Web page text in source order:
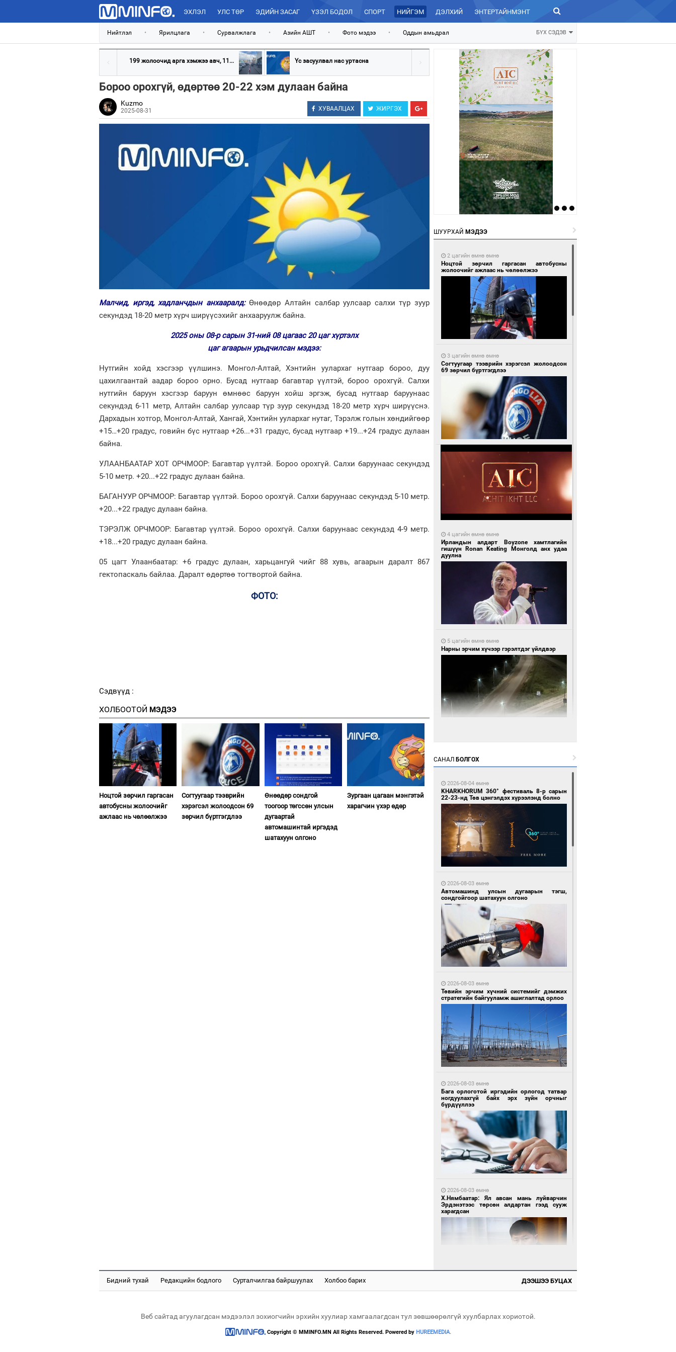
ЭХЛЭЛ УЛС ТӨР ЭДИЙН ЗАСАГ ҮЗЭЛ БОДОЛ СПОРТ НИЙГЭМ ДЭЛХИЙ ЭНТЕРТАЙНМЭНТ ЗУРХАЙ
Нийтлэл • Ярилцлага • Сурвалжлага • Азийн АШТ • Фото мэдээ • Оддын амьдрал БҮХ СЭДЭВ
199 жолоочид арга хэмжээ авч, 11... Үс засуулвал нас уртасна
Бороо орохгүй, өдөртөө 20-22 хэм дулаан байна
Kuzmo
2025-08-31 ХУВААЛЦАХ ЖИРГЭХ
Малчид, иргэд, хадланчдын анхааралд:Өнөөдөр Алтайн салбар уулсаар салхи түр зуур
секундэд 18-20 метр хүрч ширүүсэхийг анхааруулж байна.
2025 оны 08-р сарын 31-ний 08 цагаас 20 цаг хүртэлх
цаг агаарын урьдчилсан мэдээ:
Нутгийн хойд хэсгээр үүлшинэ. Монгол-Алтай, Хэнтийн уулархаг нутгаар бороо, дуу
цахилгаантай аадар бороо орно. Бусад нутгаар багавтар үүлтэй, бороо орохгүй. Салхи
нутгийн баруун хэсгээр баруун өмнөөс баруун хойш эргэж, бусад нутгаар баруунаас
секундэд 6-11 метр, Алтайн салбар уулсаар түр зуур секундэд 18-20 метр хүрч ширүүснэ.
Дархадын хотгор, Монгол-Алтай, Хангай, Хэнтийн уулархаг нутаг, Тэрэлж голын хөндийгөөр
+15…+20 градус, говийн бүс нутгаар +26...+31 градус, бусад нутгаар +19...+24 градус дулаан
байна.
УЛААНБААТАР ХОТ ОРЧМООР: Багавтар үүлтэй. Бороо орохгүй. Салхи баруунаас секундэд
5-10 метр. +20...+22 градус дулаан байна.
БАГАНУУР ОРЧМООР: Багавтар үүлтэй. Бороо орохгүй. Салхи баруунаас секундэд 5-10 метр.
+20...+22 градус дулаан байна.
ТЭРЭЛЖ ОРЧМООР: Багавтар үүлтэй. Бороо орохгүй. Салхи баруунаас секундэд 4-9 метр.
+18...+20 градус дулаан байна.
05 цагт Улаанбаатар: +6 градус дулаан, харьцангуй чийг 88 хувь, агаарын даралт 867
гектопаскаль байлаа. Даралт өдөртөө тогтвортой байна.
ФОТО:
Сэдвүүд :
ХОЛБООТОЙ МЭДЭЭ
Ноцтой зөрчил гаргасан
автобусны жолоочийг
ажлаас нь чөлөөлжээ
Согтуугаар тээврийн
хэрэгсэл жолоодсон 69
зөрчил бүртгэгдлээ
Өнөөдөр сондгой
тоогоор төгссөн улсын
дугаартай
автомашинтай иргэдэд
шатахуун олгоно
Зургаан цагаан мэнгэтэй
харагчин үхэр өдөр
ШУУРХАЙ МЭДЭЭ
2 цагийн өмнө өмнө
Ноцтой зөрчил гаргасан автобусны
жолоочийг ажлаас нь чөлөөлжээ
3 цагийн өмнө өмнө
Согтуугаар тээврийн хэрэгсэл жолоодсон
69 зөрчил бүртгэгдлээ
4 цагийн өмнө өмнө
Ирландын алдарт Boyzone хамтлагийн
гишүүн Ronan Keating Монголд анх удаа
дуулна
5 цагийн өмнө өмнө
Нарны эрчим хүчээр гэрэлтдэг үйлдвэр
6 цагийн өмнө өмнө
Өнөөдөр сондгой тоогоор төгссөн улсын
дугаартай автомашинтай иргэдэд шатахуун
олгоно
6 цагийн өмнө өмнө
УИХ-ын дарга С.Бямбацогт Сутай хайрхны
тэнгэрийг тахих тахилгад оролцлоо
6 цагийн өмнө өмнө
Зургаан цагаан мэнгэтэй харагчин үхэр
өдөр
6 цагийн өмнө өмнө
Бороо орохгүй, өдөртөө 28-30 хэм дулаан
байна
САНАЛ БОЛГОХ
2026-08-04 өмнө
KHARKHORUM 360° фестиваль 8-р сарын
22-23-нд Төв цэнгэлдэх хүрээлэнд болно
2026-08-03 өмнө
Автомашинд улсын дугаарын тэгш,
сондгойгоор шатахуун олгоно
2026-08-03 өмнө
Төвийн эрчим хүчний системийг дэмжих
стратегийн байгууламж ашиглалтад орлоо
2026-08-03 өмнө
Бага орлоготой иргэдийн орлогод татвар
ногдуулахгүй байх эрх зүйн орчныг
бүрдүүллээ
2026-08-03 өмнө
Х.Нямбаатар: Ял авсан мань луйварчин
Эрдэнэтээс төрсөн алдартан гээд сууж
харагдсан
Бидний тухай Редакцийн бодлого Сурталчилгаа байршуулах Холбоо барих ДЭЭШЭЭ БУЦАХ
Веб сайтад агуулагдсан мэдээлэл зохиогчийн эрхийн хуулиар хамгаалагдсан тул зөвшөөрөлгүй хуулбарлах хориотой.
Copyright © MMINFO.MN All Rights Reserved. Powered by HUREEMEDIA.